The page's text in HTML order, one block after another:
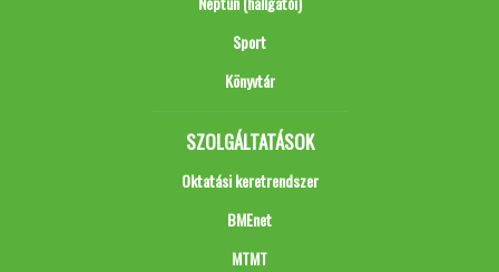
Sport
Könyvtár
SZOLGÁLTATÁSOK
Oktatási keretrendszer
BMEnet
MTMT